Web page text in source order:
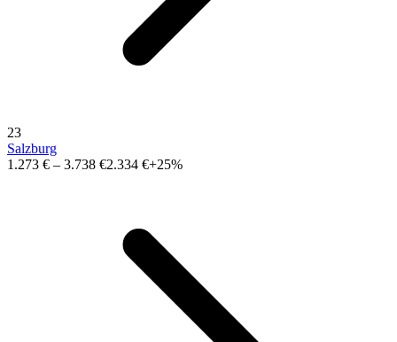
23
Salzburg
1.273 € – 3.738 €2.334 €+25%